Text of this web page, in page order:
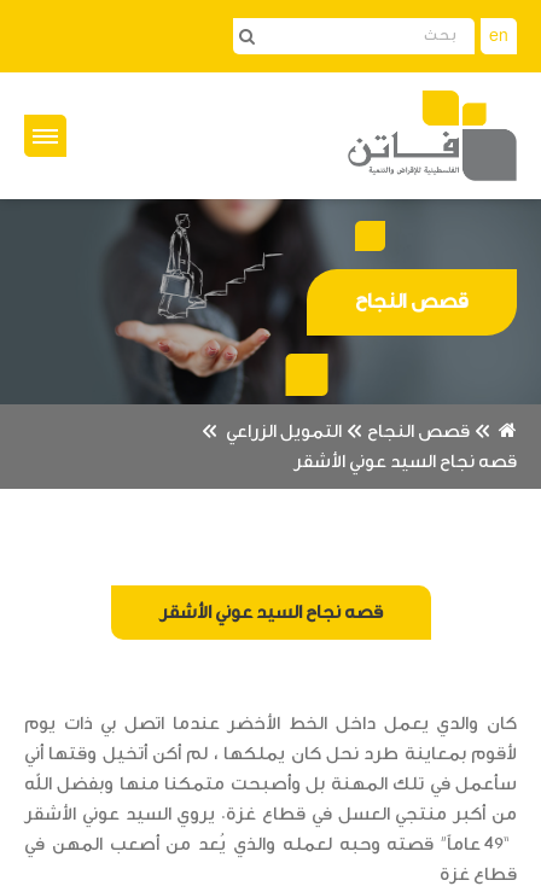
en
قصص النجاح
قصص النجاح
التمويل الزراعي
قصه نجاح السيد عوني الأشقر
قصه نجاح السيد عوني الأشقر
كان والدي يعمل داخل الخط الأخضر عندما اتصل بي ذات يوم
لأقوم بمعاينة طرد نحل كان يملكها ، لم أكن أتخيل وقتها أني
سأعمل في تلك المهنة بل وأصبحت متمكنا منها وبفضل الله
من أكبر منتجي العسل في قطاع غزة. يروي السيد عوني الأشقر
“49 عاماً” قصته وحبه لعمله والذي يُعد من أصعب المهن في
قطاع غزة